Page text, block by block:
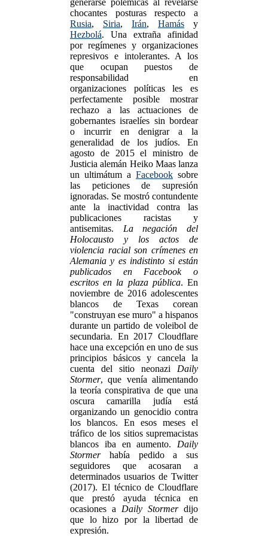
generarse polémicas al revelarse
chocantes posturas respecto a
Rusia, Siria, Irán, Hamás y
Hezbolá. Una extraña afinidad
por regímenes y organizaciones
represivos e intolerantes. A los
que ocupan puestos de
responsabilidad en
organizaciones políticas les es
perfectamente posible mostrar
rechazo a las actuaciones de
gobernantes israelíes sin bordear
o incurrir en denigrar a la
generalidad de los judíos. En
agosto de 2015 el ministro de
Justicia alemán Heiko Maas lanza
un ultimátum a Facebook sobre
las peticiones de supresión
ignoradas. Se mostró contundente
ante la inactividad contra las
publicaciones racistas y
antisemitas. La negación del
Holocausto y los actos de
violencia racial son crímenes en
Alemania y es indistinto si están
publicados en Facebook o
escritos en la plaza pública. En
noviembre de 2016 adolescentes
blancos de Texas corean
"construyan ese muro" a hispanos
durante un partido de voleibol de
secundaria. En 2017 Cloudflare
hace una excepción en uno de sus
principios básicos y cancela la
cuenta del sitio neonazi Daily
Stormer, que venía alimentando
la teoría conspirativa de que una
oscura camarilla judía está
organizando un genocidio contra
los blancos. En esos meses el
tráfico de los sitios supremacistas
blancos iba en aumento. Daily
Stormerhabía pedido a sus
seguidores que acosaran a
determinados usuarios de Twitter
(2017). El técnico de Cloudflare
que prestó ayuda técnica en
ocasiones a Daily Stormerdijo
que lo hizo por la libertad de
expresión.